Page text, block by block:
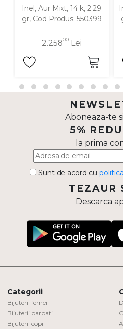
Inel, Aur Mixt, 14 k, 2.29
gr, Cod Produs: 550399
2.25800Lei
Aboneaza-te
5%
la prima
Sunt de acord cu
TEZAUR
Descarca
Categorii
Bijuterii femei
Bijuterii barbati
Bijuterii copii